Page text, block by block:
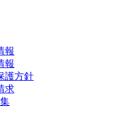
報
報
護方針
求